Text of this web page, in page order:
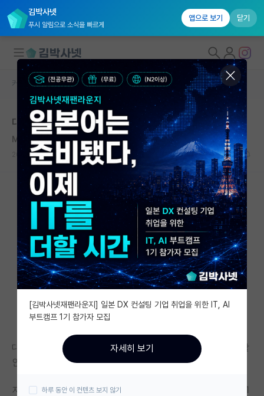
김박사넷
푸시 알림으로 소식을 빠르게
앱으로 보기 닫기
대학원생 모집
국내대학원 정보
연구실&오픈랩
커뮤니티
커뮤니티 홈
전체글보기
베스트 게시판
IF 명예의전당
자유 게시판(아무개랩)
미국 유학 게시판
미국 대학원 합격 후기 게시판
대학원생 모집 게시판
커뮤니티 홈 자유 게시판(아무개랩)
대학원 학위논문 북토리 할인코드
Modest Mussorgsky
2020.07.09 0 6521
대학원 학위논문 이번에 북토리에 맡기시는 분들 중에 할
인코드 같이 받으실 분 구합니다
저희는 지금 4명이고, 5명 이상이면 5%, 10명 이상이면 1
[김박사넷재팬라운지] 일본 DX 컨설팅 기업 취업을 위한 IT, AI
부트캠프 1기 참가자 모집
자세히 보기
하루 동안 이 컨텐츠 보지 않기